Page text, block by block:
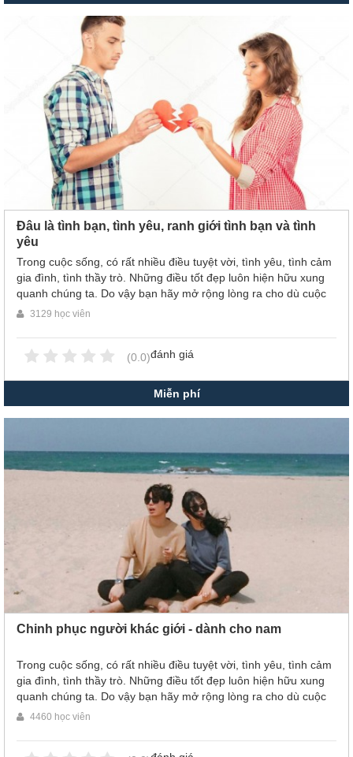
Đâu là tình bạn, tình yêu, ranh giới tình bạn và tình
yêu
Trong cuộc sống, có rất nhiều điều tuyệt vời, tình yêu, tình cảm
gia đình, tình thầy trò. Những điều tốt đẹp luôn hiện hữu xung
quanh chúng ta. Do vậy bạn hãy mở rộng lòng ra cho dù cuộc
sống có khó khăn đến thế nào thì những món quà mà nó mang
3129 học viên
(0.0)đánh giá
Miễn phí
Chinh phục người khác giới - dành cho nam
Trong cuộc sống, có rất nhiều điều tuyệt vời, tình yêu, tình cảm
gia đình, tình thầy trò. Những điều tốt đẹp luôn hiện hữu xung
quanh chúng ta. Do vậy bạn hãy mở rộng lòng ra cho dù cuộc
sống có khó khăn đến thế nào thì những món quà mà nó mang
4460 học viên